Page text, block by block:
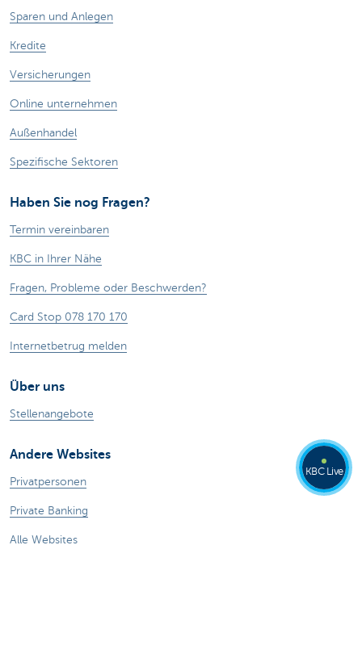
Sparen und Anlegen
Kredite
Versicherungen
Online unternehmen
Außenhandel
Spezifische Sektoren
Haben Sie nog Fragen?
Termin vereinbaren
KBC in Ihrer Nähe
Fragen, Probleme oder Beschwerden?
Card Stop 078 170 170
Internetbetrug melden
Über uns
Stellenangebote
Andere Websites
Privatpersonen
Private Banking
Alle Websites
KBC Live